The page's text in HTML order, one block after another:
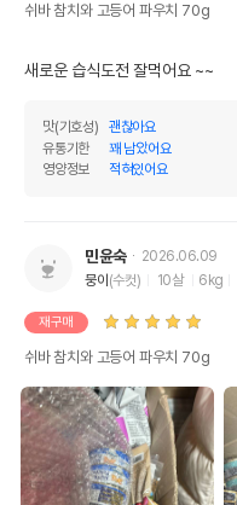
쉬바 참치와 고등어 파우치 70g
새로운 습식도전 잘먹어요 ~~
맛(기호성)
괜찮아요
유통기한
꽤 남았어요
영양정보
적혀있어요
민윤숙
2026.06.09
뭉이 (수컷) 10살 6kg
재구매
쉬바 참치와 고등어 파우치 70g